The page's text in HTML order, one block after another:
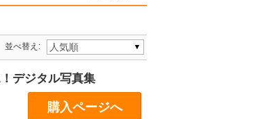
並べ替え:
デジタル写真集
購入ページへ